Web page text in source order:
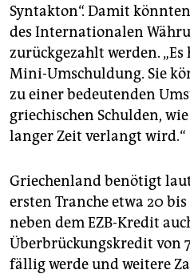
Syntakton“. Damit
des Internationalen
zurückgezahlt werden.
Mini-Umschuldung. Sie
zu einer bedeutenden
griechischen Schulden,
langer Zeit verlangt wird.“
Griechenland benötigt
ersten Tranche etwa 20
neben dem EZB-Kredit
Überbrückungskredit von
fällig werde und weitere